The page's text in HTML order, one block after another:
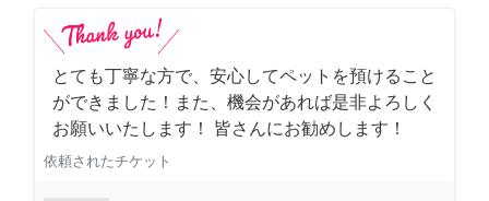
とても丁寧な方で、安心してペットを預けること
ができました！また、機会があれば是非よろしく
お願いいたします！ 皆さんにお勧めします！
依頼されたチケット